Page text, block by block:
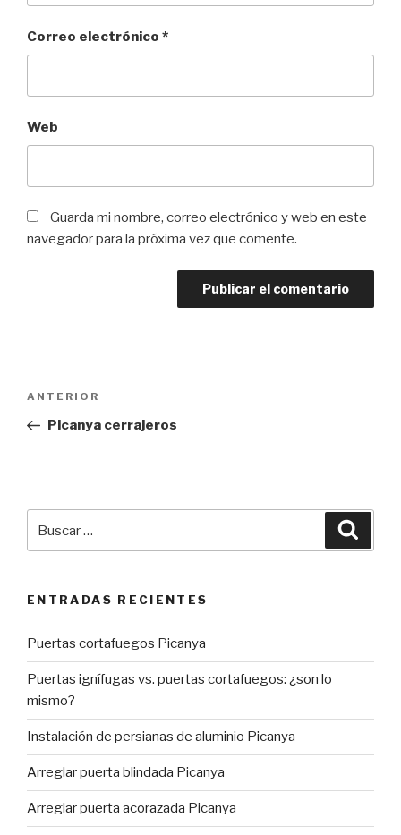
Correo electrónico *
Web
Guarda mi nombre, correo electrónico y web en este
navegador para la próxima vez que comente.
entradas
Entrada
anterior:
ANTERIOR
Picanya cerrajeros
ENTRADAS RECIENTES
Puertas cortafuegos Picanya
Puertas ignífugas vs. puertas cortafuegos: ¿son lo
mismo?
Instalación de persianas de aluminio Picanya
Arreglar puerta blindada Picanya
Arreglar puerta acorazada Picanya